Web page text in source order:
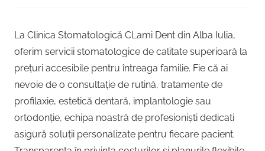
Clami
Dent
Alba
Iulia
Tratamentul
Cariilor,
Endodonție
,Implant
dentar,
Stomatologie
Copii,
La Clinica Stomatologică CLami Dent din Alba Iulia,
oferim servicii stomatologice de calitate superioară la
prețuri accesibile pentru întreaga familie. Fie că ai
nevoie de o consultație de rutină, tratamente de
profilaxie, estetică dentară, implantologie sau
ortodonție, echipa noastră de profesioniști dedicati
asigură soluții personalizate pentru fiecare pacient.